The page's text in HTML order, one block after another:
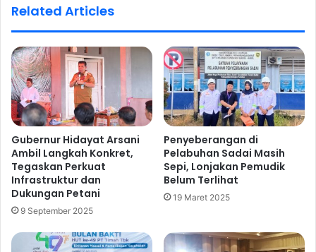
Related Articles
Gubernur Hidayat Arsani
Ambil Langkah Konkret,
Tegaskan Perkuat
Infrastruktur dan
Dukungan Petani
9 September 2025
Penyeberangan di
Pelabuhan Sadai Masih
Sepi, Lonjakan Pemudik
Belum Terlihat
19 Maret 2025